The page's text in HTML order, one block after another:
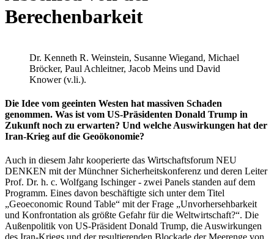
Berechenbarkeit
Dr. Kenneth R. Weinstein, Susanne Wiegand, Michael
Bröcker, Paul Achleitner, Jacob Meins und David
Knower (v.li.).
Die Idee vom geeinten Westen hat massiven Schaden
genommen. Was ist vom US-Präsidenten Donald Trump in
Zukunft noch zu erwarten? Und welche Auswirkungen hat der
Iran-Krieg auf die Geoökonomie?
Auch in diesem Jahr kooperierte das Wirtschaftsforum NEU
DENKEN mit der Münchner Sicherheitskonferenz und deren Leiter
Prof. Dr. h. c. Wolfgang Ischinger - zwei Panels standen auf dem
Programm. Eines davon beschäftigte sich unter dem Titel
„Geoeconomic Round Table“ mit der Frage „Unvorhersehbarkeit
und Konfrontation als größte Gefahr für die Weltwirtschaft?“. Die
Außenpolitik von US-Präsident Donald Trump, die Auswirkungen